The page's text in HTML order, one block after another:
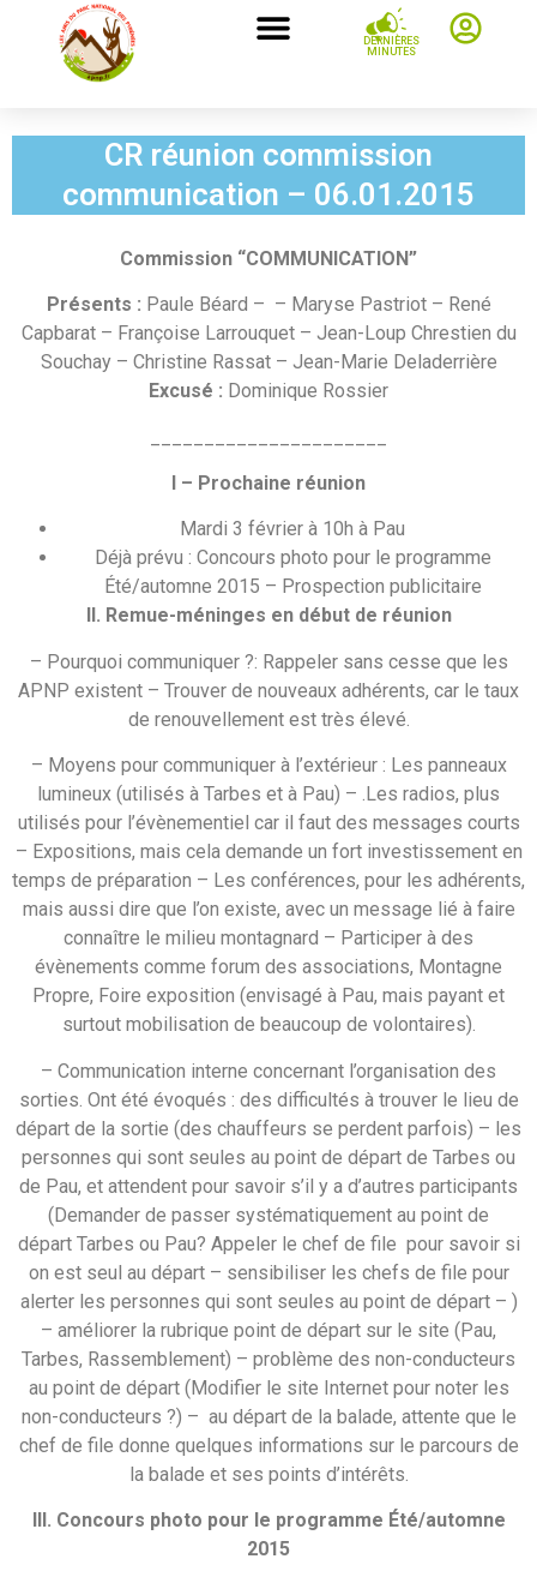
DERNIÈRES
MINUTES
CR réunion commission
communication – 06.01.2015
Commission “COMMUNICATION”
Présents : Paule Béard – – Maryse Pastriot – René
Capbarat – Françoise Larrouquet – Jean-Loup Chrestien du
Souchay – Christine Rassat – Jean-Marie Deladerrière
Excusé : Dominique Rossier
I – Prochaine réunion
Mardi 3 février à 10h à Pau
Déjà prévu : Concours photo pour le programme
Été/automne 2015 – Prospection publicitaire
II. Remue-méninges en début de réunion
– Pourquoi communiquer ?: Rappeler sans cesse que les
APNP existent – Trouver de nouveaux adhérents, car le taux
de renouvellement est très élevé.
– Moyens pour communiquer à l’extérieur : Les panneaux
lumineux (utilisés à Tarbes et à Pau) – .Les radios, plus
utilisés pour l’évènementiel car il faut des messages courts
– Expositions, mais cela demande un fort investissement en
temps de préparation – Les conférences, pour les adhérents,
mais aussi dire que l’on existe, avec un message lié à faire
connaître le milieu montagnard – Participer à des
évènements comme forum des associations, Montagne
Propre, Foire exposition (envisagé à Pau, mais payant et
surtout mobilisation de beaucoup de volontaires).
– Communication interne concernant l’organisation des
sorties. Ont été évoqués : des difficultés à trouver le lieu de
départ de la sortie (des chauffeurs se perdent parfois) – les
personnes qui sont seules au point de départ de Tarbes ou
de Pau, et attendent pour savoir s’il y a d’autres participants
(Demander de passer systématiquement au point de
départ Tarbes ou Pau? Appeler le chef de file pour savoir si
on est seul au départ – sensibiliser les chefs de file pour
alerter les personnes qui sont seules au point de départ – )
– améliorer la rubrique point de départ sur le site (Pau,
Tarbes, Rassemblement) – problème des non-conducteurs
au point de départ (Modifier le site Internet pour noter les
non-conducteurs ?) – au départ de la balade, attente que le
chef de file donne quelques informations sur le parcours de
la balade et ses points d’intérêts.
III. Concours photo pour le programme Été/automne
2015